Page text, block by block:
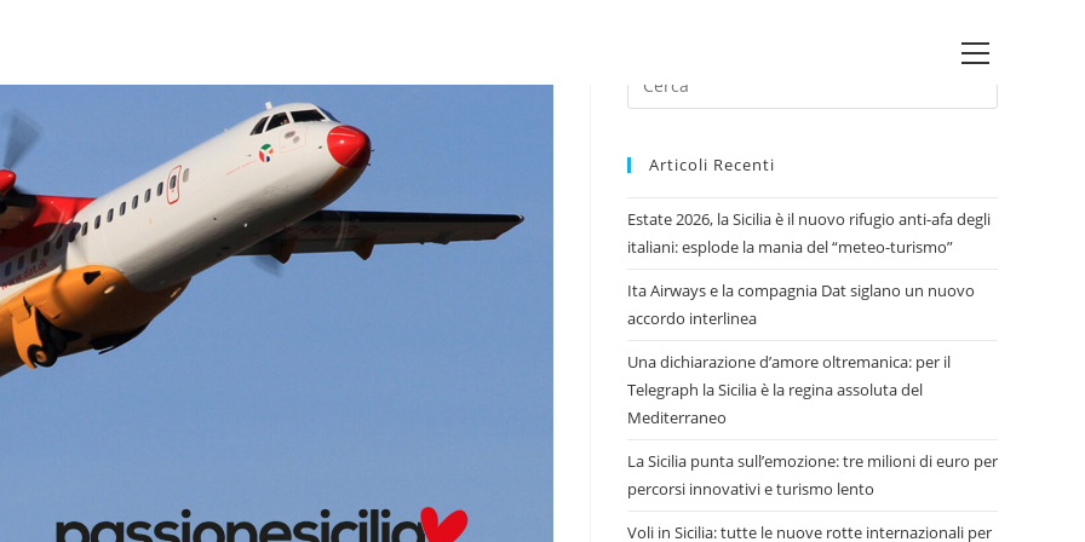
Main
Escape
Articoli Recenti
Estate 2026, la Sicilia è il nuovo rifugio anti-afa degli
italiani: esplode la mania del “meteo-turismo”
Ita Airways e la compagnia Dat siglano un nuovo
accordo interlinea
Una dichiarazione d’amore oltremanica: per il
Telegraph la Sicilia è la regina assoluta del
Mediterraneo
La Sicilia punta sull’emozione: tre milioni di euro per
percorsi innovativi e turismo lento
Voli in Sicilia: tutte le nuove rotte internazionali per